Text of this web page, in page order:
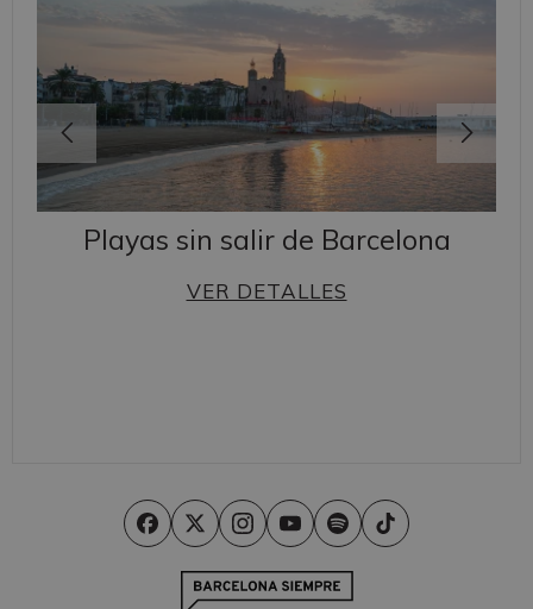
Playas sin salir de Barcelona
VER DETALLES